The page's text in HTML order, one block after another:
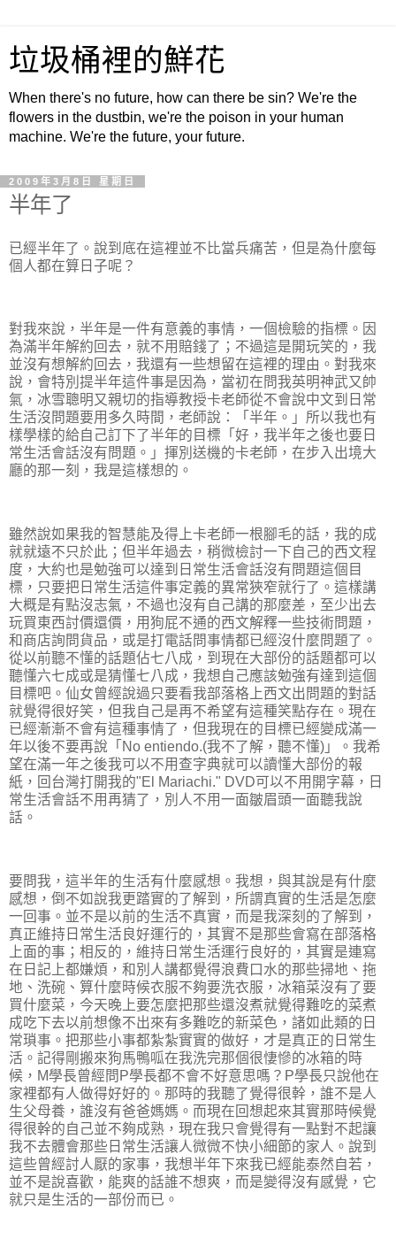
垃圾桶裡的鮮花
When there's no future, how can there be sin? We're the
flowers in the dustbin, we're the poison in your human
machine. We're the future, your future.
2009年3月8日 星期日
半年了
已經半年了。說到底在這裡並不比當兵痛苦，但是為什麼每
個人都在算日子呢？
對我來說，半年是一件有意義的事情，一個檢驗的指標。因
為滿半年解約回去，就不用賠錢了；不過這是開玩笑的，我
並沒有想解約回去，我還有一些想留在這裡的理由。對我來
說，會特別提半年這件事是因為，當初在問我英明神武又帥
氣，冰雪聰明又親切的指導教授卡老師從不會說中文到日常
生活沒問題要用多久時間，老師說：「半年。」所以我也有
樣學樣的給自己訂下了半年的目標「好，我半年之後也要日
常生活會話沒有問題。」揮別送機的卡老師，在步入出境大
廳的那一刻，我是這樣想的。
雖然說如果我的智慧能及得上卡老師一根腳毛的話，我的成
就就遠不只於此；但半年過去，稍微檢討一下自己的西文程
度，大約也是勉強可以達到日常生活會話沒有問題這個目
標，只要把日常生活這件事定義的異常狹窄就行了。這樣講
大概是有點沒志氣，不過也沒有自己講的那麼差，至少出去
玩買東西討價還價，用狗屁不通的西文解釋一些技術問題，
和商店詢問貨品，或是打電話問事情都已經沒什麼問題了。
從以前聽不懂的話題佔七八成，到現在大部份的話題都可以
聽懂六七成或是猜懂七八成，我想自己應該勉強有達到這個
目標吧。仙女曾經說過只要看我部落格上西文出問題的對話
就覺得很好笑，但我自己是再不希望有這種笑點存在。現在
已經漸漸不會有這種事情了，但我現在的目標已經變成滿一
年以後不要再說「No entiendo.(我不了解，聽不懂)」。我希
望在滿一年之後我可以不用查字典就可以讀懂大部份的報
紙，回台灣打開我的"El Mariachi." DVD可以不用開字幕，日
常生活會話不用再猜了，別人不用一面皺眉頭一面聽我說
話。
要問我，這半年的生活有什麼感想。我想，與其說是有什麼
感想，倒不如說我更踏實的了解到，所謂真實的生活是怎麼
一回事。並不是以前的生活不真實，而是我深刻的了解到，
真正維持日常生活良好運行的，其實不是那些會寫在部落格
上面的事；相反的，維持日常生活運行良好的，其實是連寫
在日記上都嫌煩，和別人講都覺得浪費口水的那些掃地、拖
地、洗碗、算什麼時候衣服不夠要洗衣服，冰箱菜沒有了要
買什麼菜，今天晚上要怎麼把那些還沒煮就覺得難吃的菜煮
成吃下去以前想像不出來有多難吃的新菜色，諸如此類的日
常瑣事。把那些小事都紮紮實實的做好，才是真正的日常生
活。記得剛搬來狗馬鴨呱在我洗完那個很悽慘的冰箱的時
候，M學長曾經問P學長都不會不好意思嗎？P學長只說他在
家裡都有人做得好好的。那時的我聽了覺得很幹，誰不是人
生父母養，誰沒有爸爸媽媽。而現在回想起來其實那時候覺
得很幹的自己並不夠成熟，現在我只會覺得有一點對不起讓
我不去體會那些日常生活讓人微微不快小細節的家人。說到
這些曾經討人厭的家事，我想半年下來我已經能泰然自若，
並不是說喜歡，能爽的話誰不想爽，而是變得沒有感覺，它
就只是生活的一部份而已。